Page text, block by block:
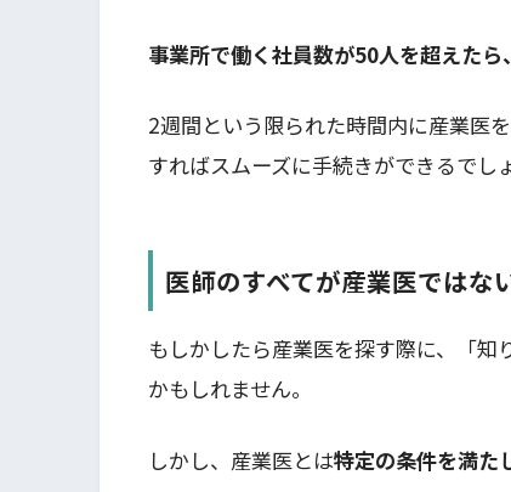
事業所で働く社員数が50人を超えたら
2週間という限られた時間内に産業医
すればスムーズに手続きができるでし
医師のすべてが産業医ではな
もしかしたら産業医を探す際に、「
かもしれません。
しかし、産業医とは特定の条件を満た